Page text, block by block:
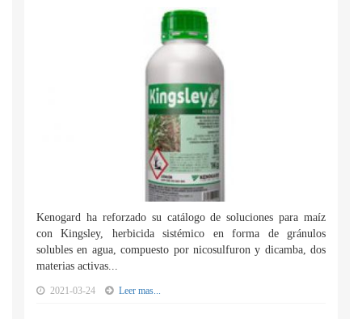
Kenogard ha reforzado su catálogo de soluciones para maíz
con Kingsley, herbicida sistémico en forma de gránulos
solubles en agua, compuesto por nicosulfuron y dicamba, dos
materias activas...
2021-03-24 Leer mas...